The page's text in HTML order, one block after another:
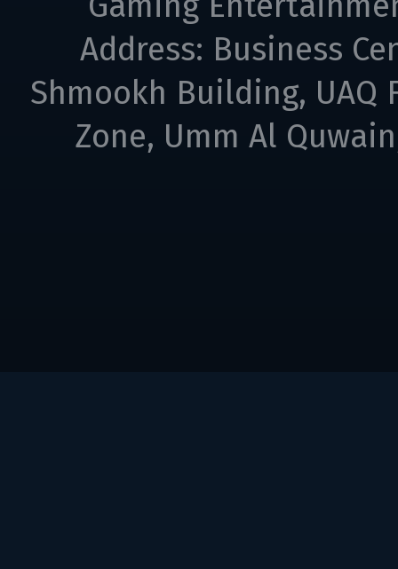
Address: Business
Shmookh Building, UAQ
Zone, Umm Al